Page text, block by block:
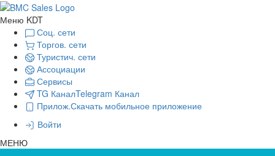
Меню KDT
Соц. сети
Торгов. сети
Туристич. сети
Ассоциации
Сервисы
TG КаналTelegram Канал
Прилож.Скачать мобильное приложение
Войти
МЕНЮ